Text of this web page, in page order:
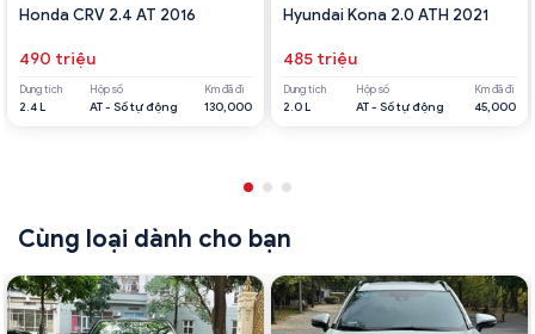
Honda CRV 2.4 AT 2016
490 triệu
Dung tích
2.4 L
Hộp số
AT - Số tự động
Km đã đi
130,000
Hyundai Kona 2.0 ATH 2021
485 triệu
Dung tích
2.0 L
Hộp số
AT - Số tự động
Km đã đi
45,000
Cùng loại dành cho bạn